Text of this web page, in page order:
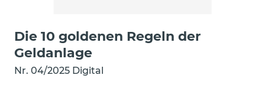
Die 10 goldenen Regeln der
Geldanlage
Nr. 04/2025 Digital